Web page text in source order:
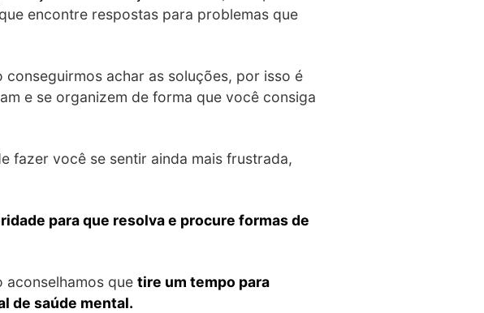
encontre respostas para problemas que
achar as soluções, por isso é
e se organizem de forma que você consiga
fazer você se sentir ainda mais frustrada,
para que resolva e procure formas de
aconselhamos que tire um tempo para
de saúde mental.